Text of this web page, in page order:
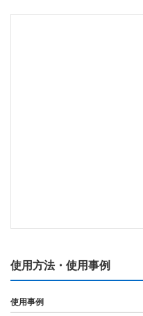
使用方法・使用事例
使用事例